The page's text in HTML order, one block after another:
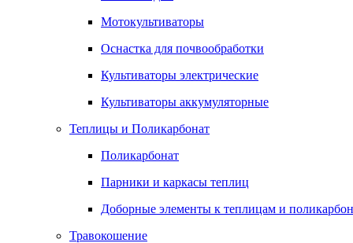
Мотокультиваторы
Оснастка для почвообработки
Культиваторы электрические
Культиваторы аккумуляторные
Теплицы и Поликарбонат
Поликарбонат
Парники и каркасы теплиц
Доборные элементы к теплицам и
Травокошение